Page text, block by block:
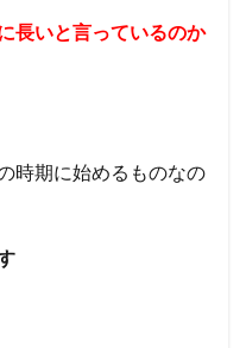
長いと言っているのか
時期に始めるものなの